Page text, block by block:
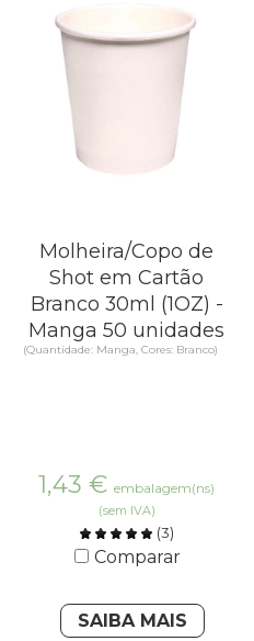
Molheira/Copo de
Shot em Cartão
Branco 30ml (1OZ) -
Manga 50 unidades
(Quantidade: Manga, Cores: Branco)
1,43 € embalagem(ns)
(sem IVA)
(3)
Comparar
SAIBA MAIS